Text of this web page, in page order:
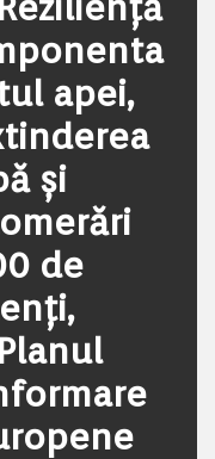
apei,
și
de